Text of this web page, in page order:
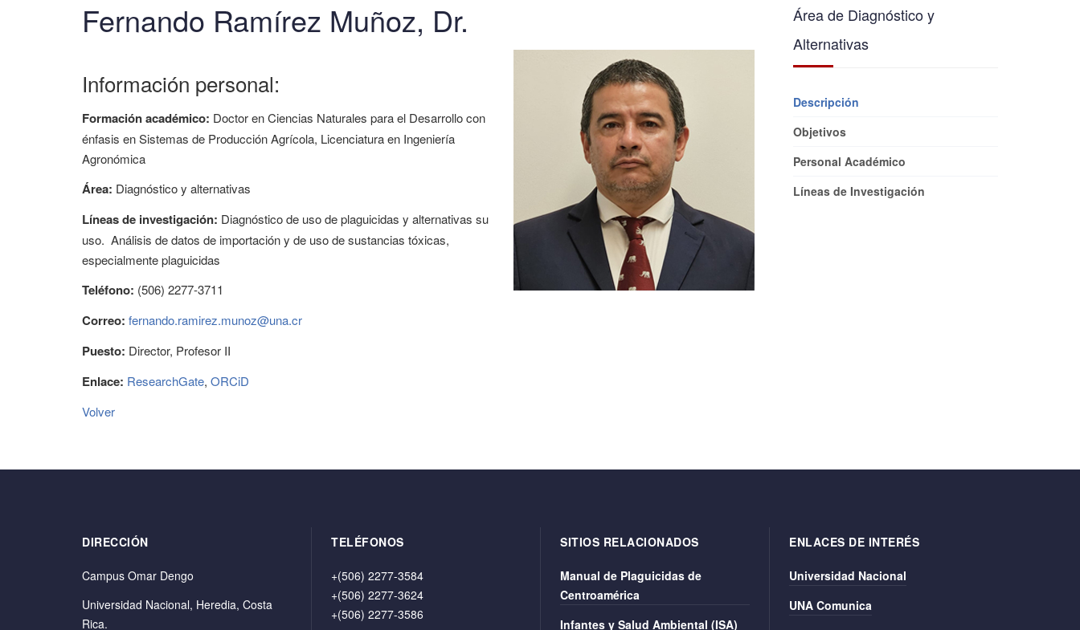
Fernando Ramírez Muñoz, Dr.
Información personal:
Formación académico: Doctor en Ciencias Naturales para el Desarrollo con
énfasis en Sistemas de Producción Agrícola, Licenciatura en Ingeniería
Agronómica
Área: Diagnóstico y alternativas
Líneas de investigación: Diagnóstico de uso de plaguicidas y alternativas su
uso. Análisis de datos de importación y de uso de sustancias tóxicas,
especialmente plaguicidas
Teléfono: (506) 2277-3711
Correo: fernando.ramirez.munoz@una.cr
Puesto: Director, Profesor II
Enlace: ResearchGate, ORCiD
Volver
Área de Diagnóstico y
Alternativas
Descripción
Objetivos
Personal Académico
Líneas de Investigación
DIRECCIÓN
Campus Omar Dengo
Universidad Nacional, Heredia, Costa
Rica.
TELÉFONOS
+(506) 2277-3584
+(506) 2277-3624
+(506) 2277-3586
SITIOS RELACIONADOS
Manual de Plaguicidas de
Centroamérica
Infantes y Salud Ambiental (ISA)
ENLACES DE INTERÉS
Universidad Nacional
UNA Comunica